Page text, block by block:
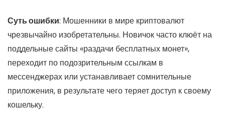
Суть ошибки: Мошенники в мире криптовалют
чрезвычайно изобретательны. Новичок часто клюёт на
поддельные сайты «раздачи бесплатных монет»,
переходит по подозрительным ссылкам в
мессенджерах или устанавливает сомнительные
приложения, в результате чего теряет доступ к своему
кошельку.